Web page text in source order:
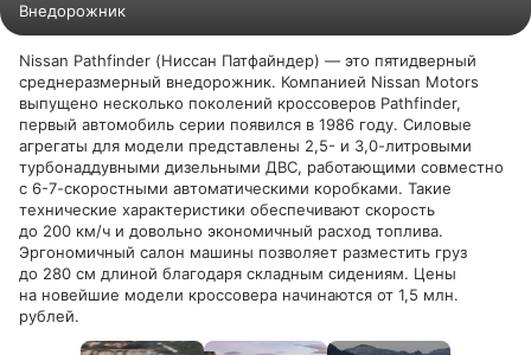
Внедорожник
Nissan Pathfinder (Ниссан Патфайндер) — это пятидверный
среднеразмерный внедорожник. Компанией Nissan Motors
выпущено несколько поколений кроссоверов Pathfinder,
первый автомобиль серии появился в 1986 году. Силовые
агрегаты для модели представлены 2,5- и 3,0-литровыми
турбонаддувными дизельными ДВС, работающими совместно
с 6-7-скоростными автоматическими коробками. Такие
технические характеристики обеспечивают скорость
до 200 км/ч и довольно экономичный расход топлива.
Эргономичный салон машины позволяет разместить груз
до 280 см длиной благодаря складным сидениям. Цены
на новейшие модели кроссовера начинаются от 1,5 млн.
рублей.